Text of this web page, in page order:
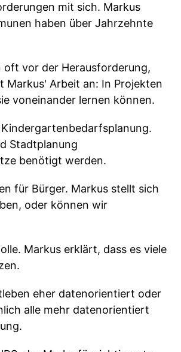
mit sich. Markus
haben über Jahrzehnte
oft vor der Herausforderung,
Arbeit an: In Projekten
voneinander lernen können.
Stadtplanung
benötigt werden.
für Bürger. Markus stellt sich
oder können wir
Markus erklärt, dass es viele
eher datenorientiert oder
alle mehr datenorientiert